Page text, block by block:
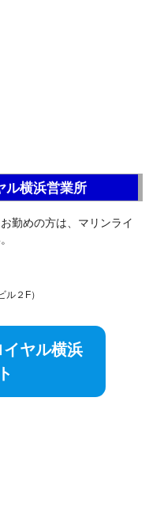
ル横浜営業所
勤めの方は、マリンライ
２F）
ヤル横浜